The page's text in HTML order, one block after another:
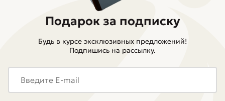
Подарок за подписку
Будь в курсе эксклюзивных предложений!
Подпишись на рассылку.